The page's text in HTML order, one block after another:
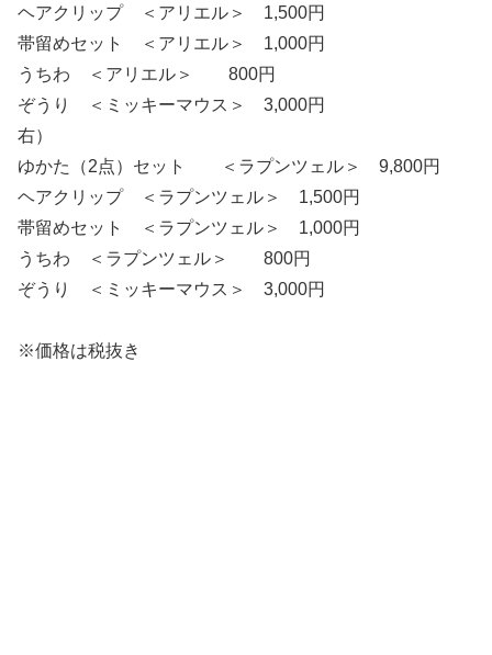
ヘアクリップ ＜アリエル＞ 1,500円
帯留めセット ＜アリエル＞ 1,000円
うちわ ＜アリエル＞ 800円
ぞうり ＜ミッキーマウス＞ 3,000円
右）
ゆかた（2点）セット ＜ラプンツェル＞ 9,800円
ヘアクリップ ＜ラプンツェル＞ 1,500円
帯留めセット ＜ラプンツェル＞ 1,000円
うちわ ＜ラプンツェル＞ 800円
ぞうり ＜ミッキーマウス＞ 3,000円
※価格は税抜き